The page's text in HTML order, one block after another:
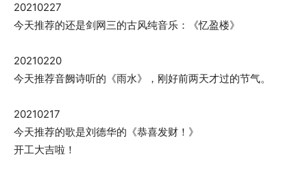
20210227
今天推荐的还是剑网三的古风纯音乐：《忆盈楼》
20210220
今天推荐音阙诗听的《雨水》，刚好前两天才过的节气。
20210217
今天推荐的歌是刘德华的《恭喜发财！》
开工大吉啦！